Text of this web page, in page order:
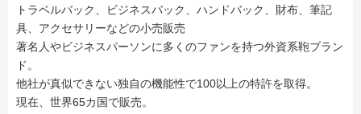
トラベルバック、ビジネスバック、ハンドバック、財布、筆記
具、アクセサリーなどの小売販売
著名人やビジネスパーソンに多くのファンを持つ外資系鞄ブラン
ド。
他社が真似できない独自の機能性で100以上の特許を取得。
現在、世界65カ国で販売。